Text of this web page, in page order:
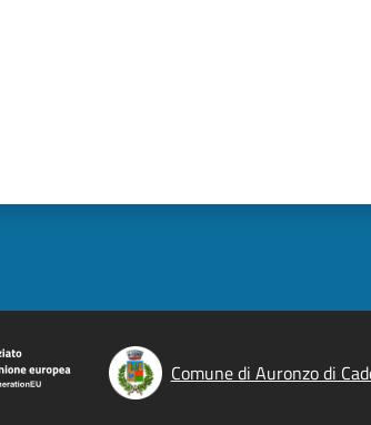
Comune di Auronzo di